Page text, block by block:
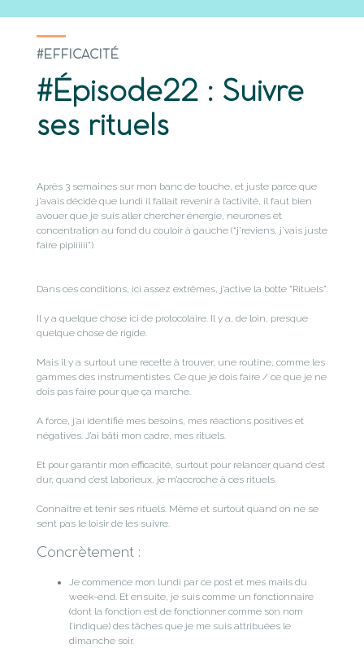
#EFFICACITÉ
#Épisode22 : Suivre
ses rituels
Après 3 semaines sur mon banc de touche, et juste parce que
j’avais décidé que lundi il fallait revenir à l’activité, il faut bien
avouer que je suis aller chercher énergie, neurones et
concentration au fond du couloir à gauche (“j’reviens, j’vais juste
faire pipiiiiii”).
Dans ces conditions, ici assez extrêmes, j’active la botte “Rituels”.
Il y a quelque chose ici de protocolaire. Il y a, de loin, presque
quelque chose de rigide.
Mais il y a surtout une recette à trouver, une routine, comme les
gammes des instrumentistes. Ce que je dois faire / ce que je ne
dois pas faire pour que ça marche.
A force, j’ai identifié mes besoins, mes réactions positives et
négatives. J’ai bâti mon cadre, mes rituels.
Et pour garantir mon efficacité, surtout pour relancer quand c’est
dur, quand c’est laborieux, je m’accroche à ces rituels.
Connaître et tenir ses rituels. Même et surtout quand on ne se
sent pas le loisir de les suivre.
Concrètement :
Je commence mon lundi par ce post et mes mails du
week-end. Et ensuite, je suis comme un fonctionnaire
(dont la fonction est de fonctionner comme son nom
l’indique) des tâches que je me suis attribuées le
dimanche soir.